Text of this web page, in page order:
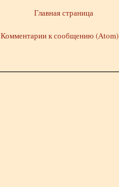
Главная страница
Комментарии к сообщению (Atom)